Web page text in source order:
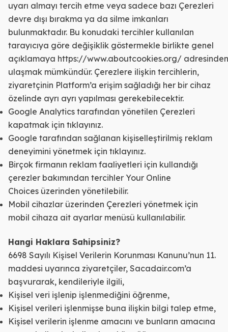
uyarı almayı tercih etme veya sadece bazı Çerezleri
devre dışı bırakma ya da silme imkanları
bulunmaktadır. Bu konudaki tercihler kullanılan
tarayıcıya göre değişiklik göstermekle birlikte genel
açıklamaya https://www.aboutcookies.org/ adresinden
ulaşmak mümkündür. Çerezlere ilişkin tercihlerin,
ziyaretçinin Platform’a erişim sağladığı her bir cihaz
özelinde ayrı ayrı yapılması gerekebilecektir.
Google Analytics tarafından yönetilen Çerezleri
kapatmak için tıklayınız.
Google tarafından sağlanan kişiselleştirilmiş reklam
deneyimini yönetmek için tıklayınız.
Birçok firmanın reklam faaliyetleri için kullandığı
çerezler bakımından tercihler Your Online
Choices üzerinden yönetilebilir.
Mobil cihazlar üzerinden Çerezleri yönetmek için
mobil cihaza ait ayarlar menüsü kullanılabilir.
Hangi Haklara Sahipsiniz?
6698 Sayılı Kişisel Verilerin Korunması Kanunu’nun 11.
maddesi uyarınca ziyaretçiler, Sacadair.com’a
başvurarak, kendileriyle ilgili,
Kişisel veri işlenip işlenmediğini öğrenme,
Kişisel verileri işlenmişse buna ilişkin bilgi talep etme,
Kişisel verilerin işlenme amacını ve bunların amacına